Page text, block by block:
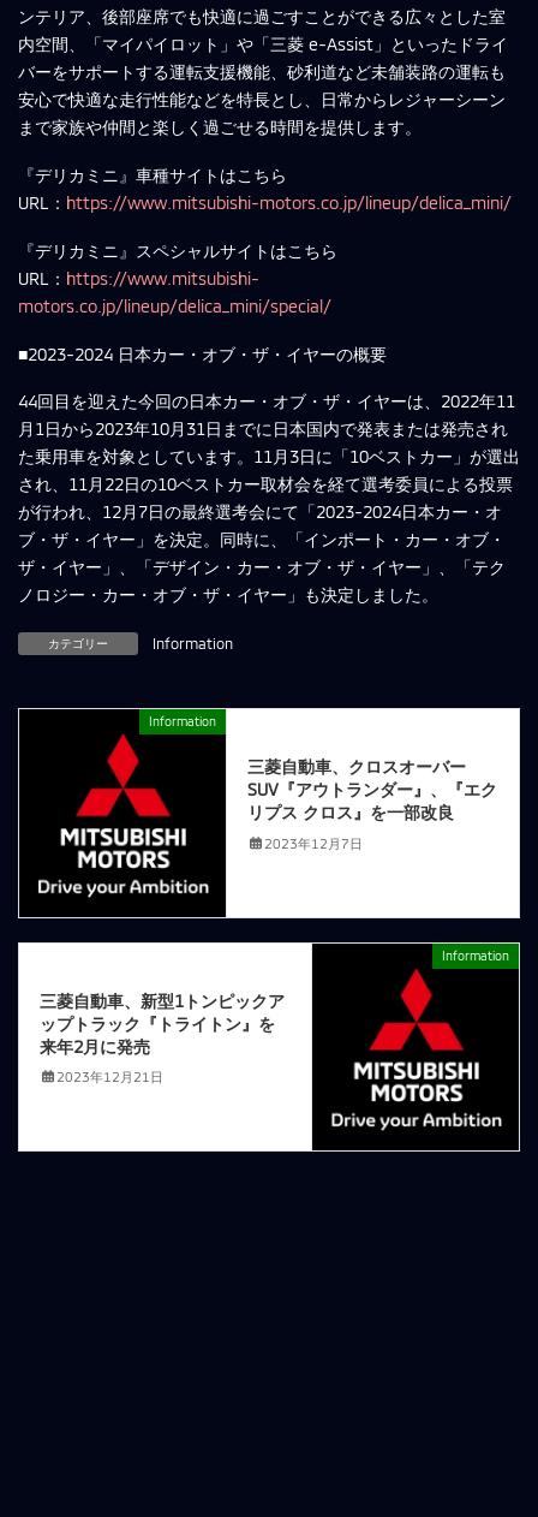
ンテリア、後部座席でも快適に過ごすことができる広々とした室
内空間、「マイパイロット」や「三菱 e-Assist」といったドライ
バーをサポートする運転支援機能、砂利道など未舗装路の運転も
安心で快適な走行性能などを特長とし、日常からレジャーシーン
まで家族や仲間と楽しく過ごせる時間を提供します。
『デリカミニ』車種サイトはこちら
URL： https://www.mitsubishi-motors.co.jp/lineup/delica_mini/
『デリカミニ』スペシャルサイトはこちら
URL： https://www.mitsubishi-
motors.co.jp/lineup/delica_mini/special/
■2023-2024 日本カー・オブ・ザ・イヤーの概要
44回目を迎えた今回の日本カー・オブ・ザ・イヤーは、2022年11
月1日から2023年10月31日までに日本国内で発表または発売され
た乗用車を対象としています。11月3日に「10ベストカー」が選出
され、11月22日の10ベストカー取材会を経て選考委員による投票
が行われ、12月7日の最終選考会にて「2023-2024日本カー・オ
ブ・ザ・イヤー」を決定。同時に、「インポート・カー・オブ・
ザ・イヤー」、「デザイン・カー・オブ・ザ・イヤー」、「テク
ノロジー・カー・オブ・ザ・イヤー」も決定しました。
カテゴリー Information
Information
三菱自動車、クロスオーバー
SUV『アウトランダー』、『エク
リプス クロス』を一部改良
2023年12月7日
Information
三菱自動車、新型1トンピックア
ップトラック『トライトン』を
来年2月に発売
2023年12月21日